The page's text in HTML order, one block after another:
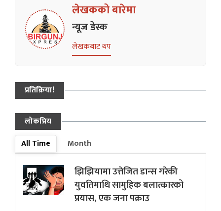
लेखकको बारेमा
न्यूज डेस्क
लेखकबाट थप
प्रतिक्रिया!
लोकप्रिय
All Time
Month
झिझियामा उत्तेजित डान्स गरेकी
युवतिमाथि सामुहिक बलात्कारको
प्रयास, एक जना पक्राउ